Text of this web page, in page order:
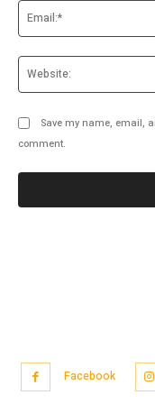
Save my name, email,
comment.
Facebook